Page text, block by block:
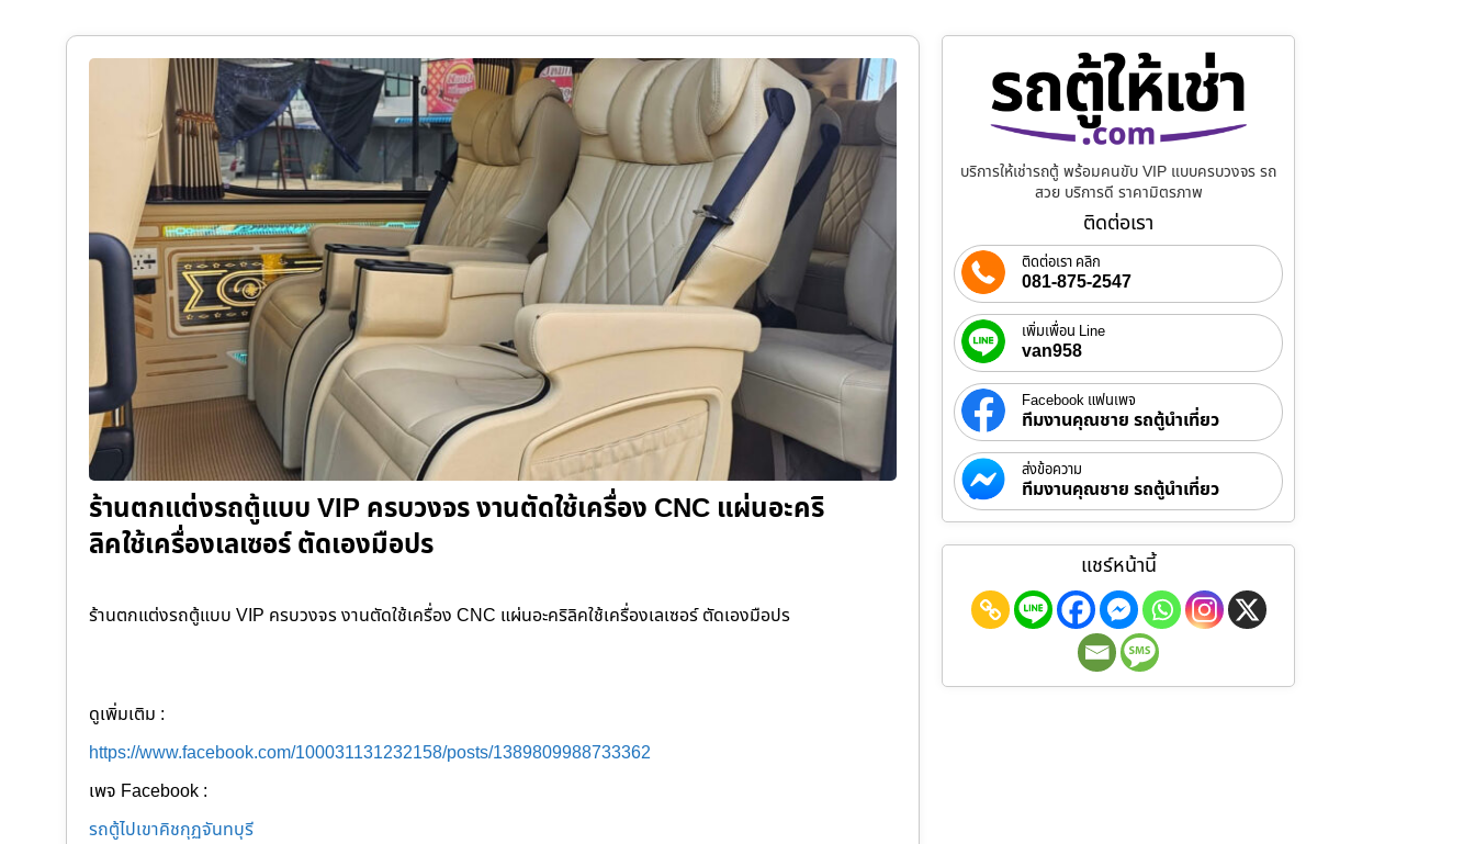
ร้านตกแต่งรถตู้แบบ VIP ครบวงจร งานตัดใช้เครื่อง CNC แผ่นอะคริ
ลิคใช้เครื่องเลเซอร์ ตัดเองมือปร
ร้านตกแต่งรถตู้แบบ VIP ครบวงจร งานตัดใช้เครื่อง CNC แผ่นอะคริลิคใช้เครื่องเลเซอร์ ตัดเองมือปร
ดูเพิ่มเติม :
https://www.facebook.com/100031131232158/posts/1389809988733362
เพจ Facebook :
รถตู้ไปเขาคิชกุฏจันทบุรี
บริการให้เช่ารถตู้ พร้อมคนขับ VIP แบบครบวงจร รถ
สวย บริการดี ราคามิตรภาพ
ติดต่อเรา
ติดต่อเรา คลิก
081-875-2547
เพิ่มเพื่อน Line
van958
Facebook แฟนเพจ
ทีมงานคุณชาย รถตู้นำเที่ยว
ส่งข้อความ
ทีมงานคุณชาย รถตู้นำเที่ยว
แชร์หน้านี้